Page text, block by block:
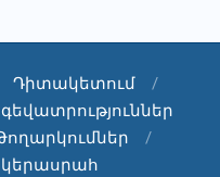
Դիտակետում